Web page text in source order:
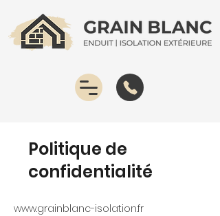
Politique de
confidentialité
www.grainblanc-isolation.fr